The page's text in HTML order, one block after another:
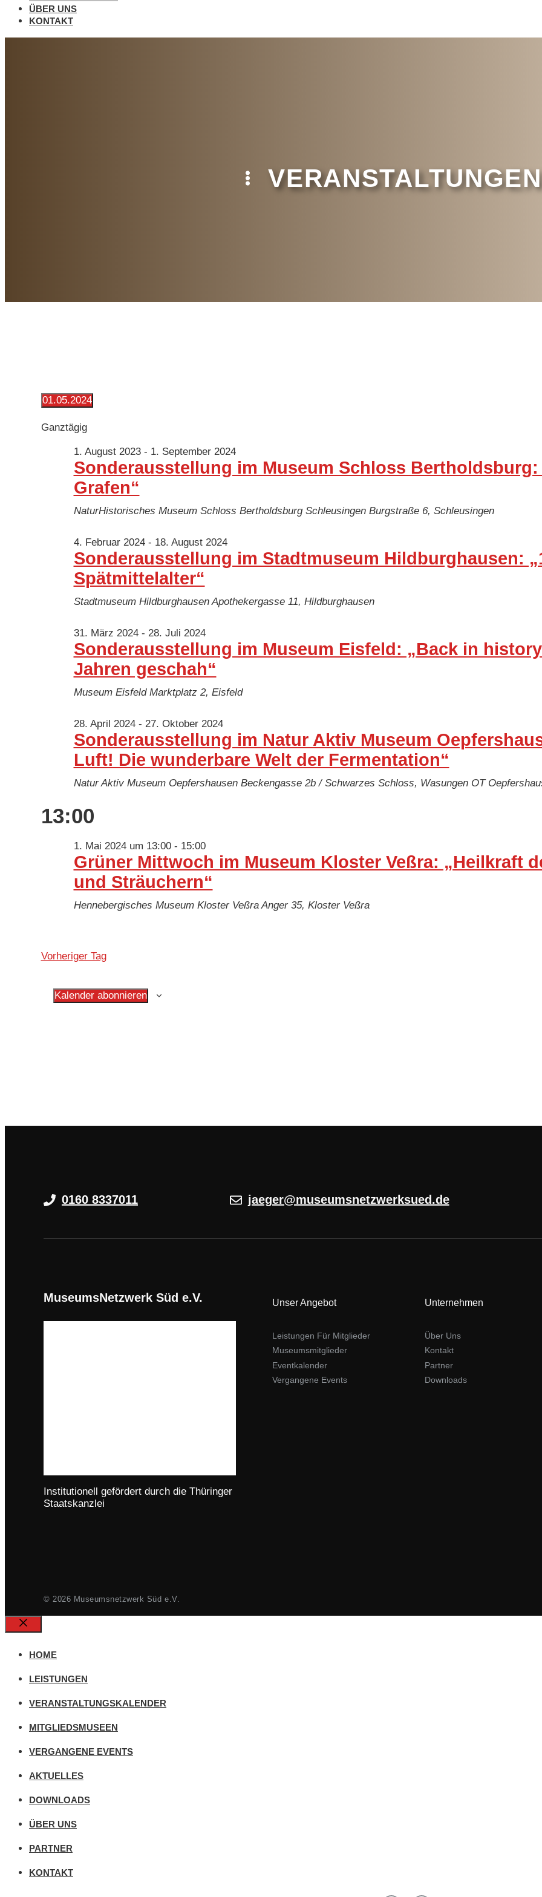
ÜBER UNS
KONTAKT
VERANSTALTUNGEN
Veranstaltungen
für
Mai
2024
01.05.2024
wählen.
Ganztägig
Sonderausstellung im Museum Schloss Bertholdsburg:
Grafen“
1. August 2023- 1. September 2024
NaturHistorisches Museum Schloss Bertholdsburg Schleusingen Burgstraße 6, Schleusingen
Sonderausstellung im Stadtmuseum Hildburghausen:
Spätmittelalter“
4. Februar 2024- 18. August 2024
Stadtmuseum Hildburghausen Apothekergasse 11, Hildburghausen
Sonderausstellung im Museum Eisfeld: „Back in
Jahren geschah“
31. März 2024- 28. Juli 2024
Museum Eisfeld Marktplatz 2, Eisfeld
Sonderausstellung im Natur Aktiv Museum
Luft! Die wunderbare Welt der Fermentation“
28. April 2024- 27. Oktober 2024
Natur Aktiv Museum Oepfershausen Beckengasse 2b / Schwarzes Schloss, Wasungen OT
13:00
Grüner Mittwoch im Museum Kloster Veßra: „Heilkraft
und Sträuchern“
1. Mai 2024 um 13:00- 15:00
Hennebergisches Museum Kloster Veßra Anger 35, Kloster Veßra
Vorheriger Tag
Kalender abonnieren
0160 8337011 jaeger@museumsnetzwerksued.de
MuseumsNetzwerk Süd e.V.
Institutionell gefördert durch die Thüringer
Staatskanzlei
Unser Angebot
Leistungen Für Mitglieder
Museumsmitglieder
Eventkalender
Vergangene Events
Unternehmen
Über Uns
Kontakt
Partner
Downloads
© 2026 Museumsnetzwerk Süd e.V.
Schließen
HOME
LEISTUNGEN
VERANSTALTUNGSKALENDER
MITGLIEDSMUSEEN
VERGANGENE EVENTS
AKTUELLES
DOWNLOADS
ÜBER UNS
PARTNER
KONTAKT